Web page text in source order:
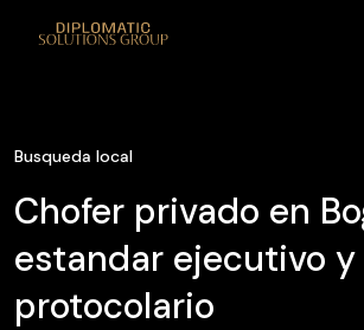
Busqueda local
Chofer privado en
estandar ejecutivo
protocolario